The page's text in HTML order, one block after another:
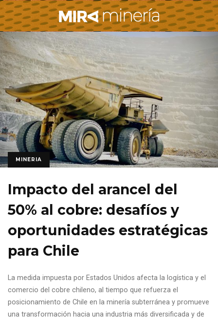
MINERIA
Impacto del arancel del
50% al cobre: desafíos y
oportunidades estratégicas
para Chile
La medida impuesta por Estados Unidos afecta la logística y el
comercio del cobre chileno, al tiempo que refuerza el
posicionamiento de Chile en la minería subterránea y promueve
una transformación hacia una industria más diversificada y de